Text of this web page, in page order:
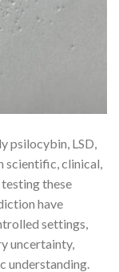
psilocybin, LSD,
scientific, clinical,
these
have
settings,
uncertainty,
understanding.